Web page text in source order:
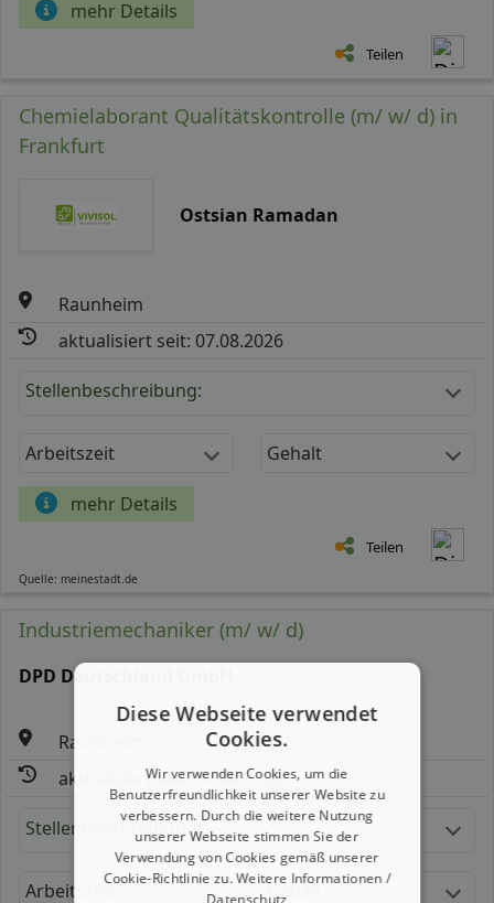
mehr Details
Teilen
Chemielaborant Qualitätskontrolle (m/ w/ d) in
Frankfurt
Ostsian Ramadan
Raunheim
aktualisiert seit: 07.08.2026
Stellenbeschreibung:
Arbeitszeit Gehalt
mehr Details
Teilen
Quelle: meinestadt.de
Industriemechaniker (m/ w/ d)
DPD Deutschland GmbH
Raunheim
aktualisiert seit: 07.08.2026
Stellenbeschreibung:
Arbeitszeit Gehalt
Diese Webseite verwendet
Cookies.
Wir verwenden Cookies, um die
Benutzerfreundlichkeit unserer Website zu
verbessern. Durch die weitere Nutzung
unserer Webseite stimmen Sie der
Verwendung von Cookies gemäß unserer
Cookie-Richtlinie zu.Weitere Informationen /
Datenschutz